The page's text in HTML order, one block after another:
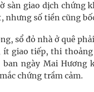
sàn giao dịch chứng
nhưng số tiền cũng
sổ đỏ nhà ở quê
giao tiếp, thi thoảng
ngày Mai Hương
chứng trầm cảm.